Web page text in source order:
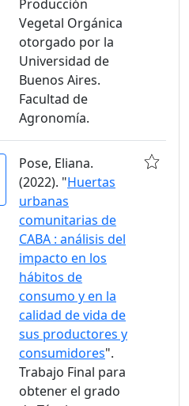
Producción
Vegetal Orgánica
otorgado por la
Universidad de
Buenos Aires.
Facultad de
Agronomía.
Pose, Eliana.
(2022). "Huertas
urbanas
comunitarias de
CABA : análisis del
impacto en los
hábitos de
consumo y en la
calidad de vida de
sus productores y
consumidores".
Trabajo Final para
obtener el grado